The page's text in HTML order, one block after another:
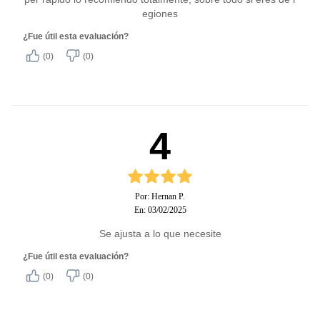
egiones
¿Fue útil esta evaluación?
(0)
(0)
4
Por: Hernan P.
En: 03/02/2025
Se ajusta a lo que necesite
¿Fue útil esta evaluación?
(0)
(0)